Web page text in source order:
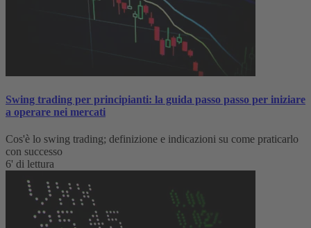
Swing trading per principianti: la guida passo passo per iniziare
a operare nei mercati
Cos'è lo swing trading; definizione e indicazioni su come praticarlo
con successo
6' di lettura